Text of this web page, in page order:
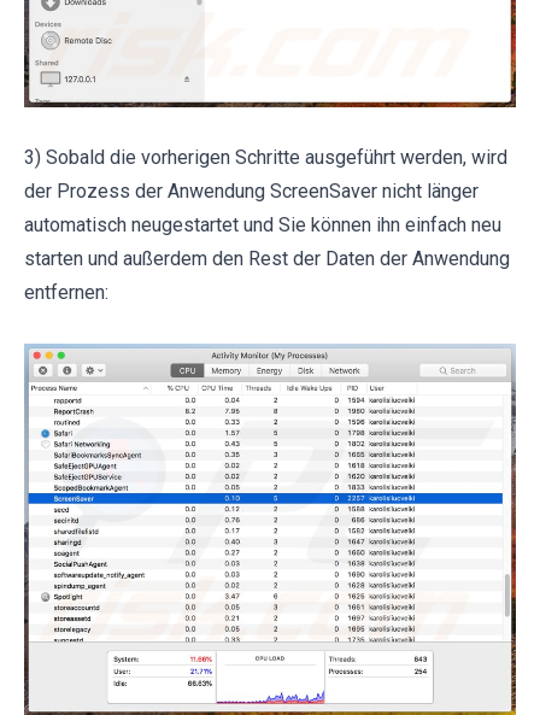
3) Sobald die vorherigen Schritte ausgeführt werden, wird
der Prozess der Anwendung ScreenSaver nicht länger
automatisch neugestartet und Sie können ihn einfach neu
starten und außerdem den Rest der Daten der Anwendung
entfernen: